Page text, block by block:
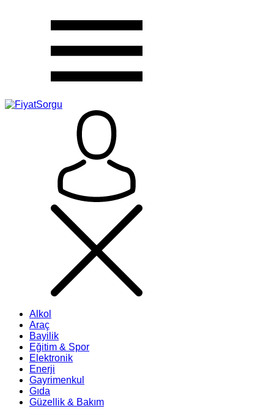
Alkol
Araç
Bayilik
Eğitim & Spor
Elektronik
Enerji
Gayrimenkul
Gıda
Güzellik & Bakım